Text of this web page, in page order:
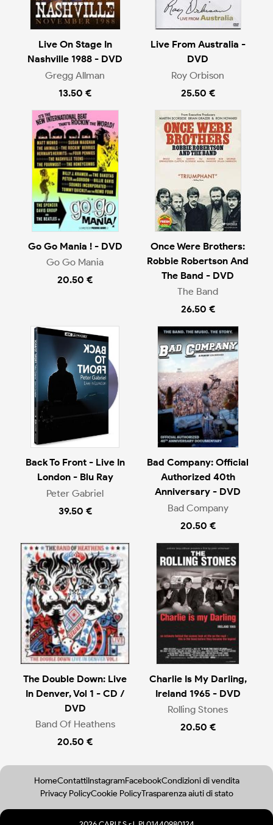
Live On Stage In
Nashville 1988 - DVD
Gregg Allman
13.50 €
Live From Australia -
DVD
Roy Orbison
25.50 €
Go Go Mania ! - DVD
Go Go Mania
20.50 €
Once Were Brothers:
Robbie Robertson And
The Band - DVD
The Band
26.50 €
Back To Front - Live In
London - Blu Ray
Peter Gabriel
39.50 €
Bad Company: Official
Authorized 40th
Anniversary - DVD
Bad Company
20.50 €
The Double Down: Live
In Denver, Vol 1 - CD /
DVD
Band Of Heathens
20.50 €
Charlie Is My Darling,
Ireland 1965 - DVD
Rolling Stones
20.50 €
HomeContattiInstagramFacebookCondizioni di vendita
Privacy PolicyCookie PolicyTrasparenza aiuti di stato